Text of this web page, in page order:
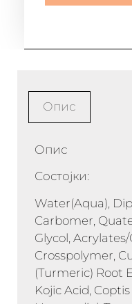
Опис
Опис
Состојки:
Water(Aqua),
Carbomer,
Glycol,
Crosspolymer,
(Turmeric) Root
Kojic Acid,